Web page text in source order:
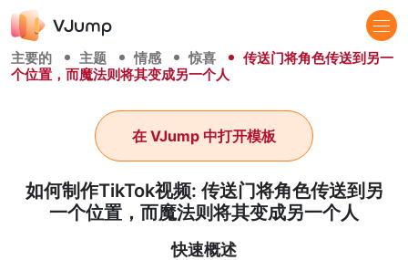
主要的 主题 情感 惊喜
传送门将角色传送到另一
个位置，而魔法则将其变成另一个人
如何制作TikTok视频: 传送门将角色传送到另
一个位置，而魔法则将其变成另一个人
在 VJump 中打开模板
快速概述